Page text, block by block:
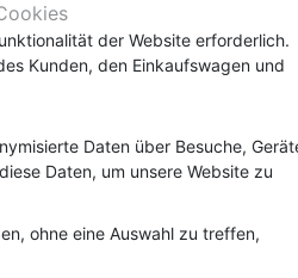
Bibelstudium
Segond 21
Darby
Kinder
Kinder-, Erwachsenenarbeit
Leiden, Seelsorge
Gesundheit
Andachten
Leiden, Seelsorge
Wissenschaften)
Bibeln
Jugendliche, Teenager
Bibeln
Rap, Hip-hop
Instrumental
Pop, Rock
Spielfilm
Dokumentarfilm, Reportage
Spiele, Unterhaltung
Bibelhüllenpersonnel (Le) -
personnel
groupe]
-Sarah
Artikeldetails
der Website erforderlich.
Kunden, den Einkaufswagen und
Daten über Besuche,
Daten, um unsere Website zu
ohne eine Auswahl zu treffen,